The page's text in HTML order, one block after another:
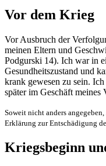
Vor dem Krieg
Vor Ausbruch der
meinen Eltern und
Podgurski 14). Ich war in
Gesundheitszustand und
krank gewesen zu sein.
später im Geschäft meines
Soweit nicht anders
Erklärung zur Entschädigung
Kriegsbeginn